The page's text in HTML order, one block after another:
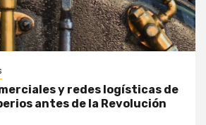
y redes logísticas de
antes de la Revolución